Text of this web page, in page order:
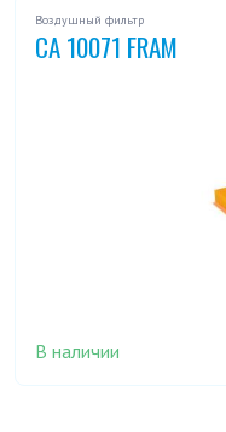
Воздушный фильтр
CA 10071 FRAM
В наличии